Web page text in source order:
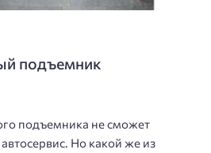
подъемник
подъемника не сможет
Но какой же из